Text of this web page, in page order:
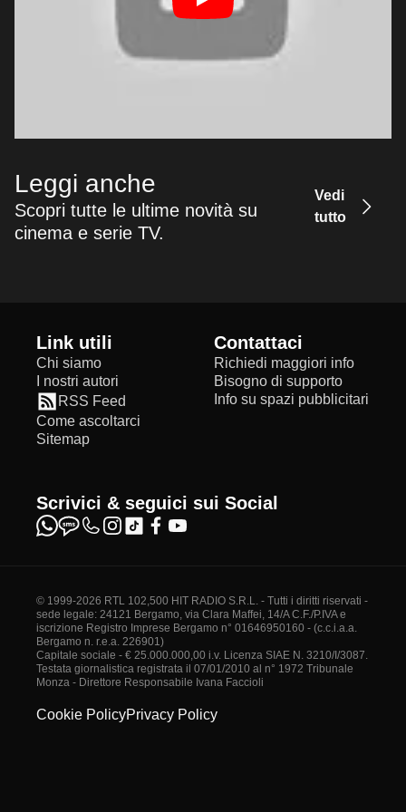
Leggi anche
Scopri tutte le ultime novità su
cinema e serie TV.
Vedi
tutto
Link utili
Chi siamo
I nostri autori
RSS Feed
Come ascoltarci
Sitemap
Contattaci
Richiedi maggiori info
Bisogno di supporto
Info su spazi pubblicitari
Scrivici & seguici sui Social
© 1999-2026 RTL 102,500 HIT RADIO S.R.L. - Tutti i diritti riservati -
sede legale: 24121 Bergamo, via Clara Maffei, 14/A C.F./P.IVA e
iscrizione Registro Imprese Bergamo n° 01646950160 - (c.c.i.a.a.
Bergamo n. r.e.a. 226901)
Capitale sociale - € 25.000.000,00 i.v. Licenza SIAE N. 3210/I/3087.
Testata giornalistica registrata il 07/01/2010 al n° 1972 Tribunale
Monza - Direttore Responsabile Ivana Faccioli
Cookie PolicyPrivacy Policy